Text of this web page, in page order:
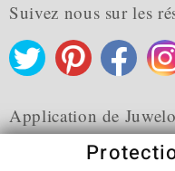
Suivez nous sur les
Application de Juwelo